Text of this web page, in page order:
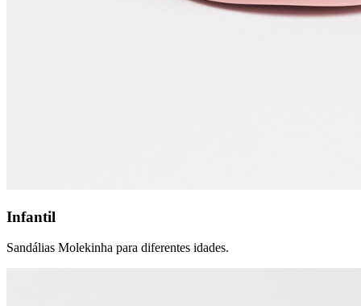
Infantil
Sandálias Molekinha para diferentes idades.